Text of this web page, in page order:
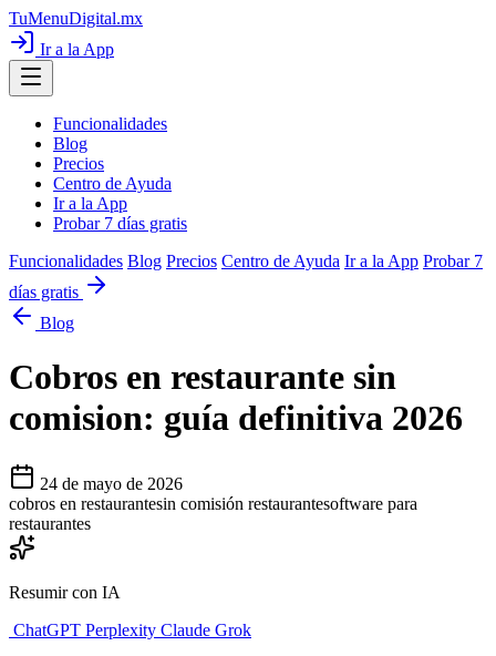
TuMenuDigital.mx
Ir a la App
Funcionalidades
Blog
Precios
Centro de Ayuda
Ir a la App
Probar 7 días gratis
Funcionalidades Blog Precios Centro de Ayuda Ir a la App Probar 7
días gratis
Blog
Cobros en restaurante sin
comision: guía definitiva 2026
24 de mayo de 2026
cobros en restaurantesin comisión restaurantesoftware para
restaurantes
Resumir con IA
ChatGPT Perplexity Claude Grok